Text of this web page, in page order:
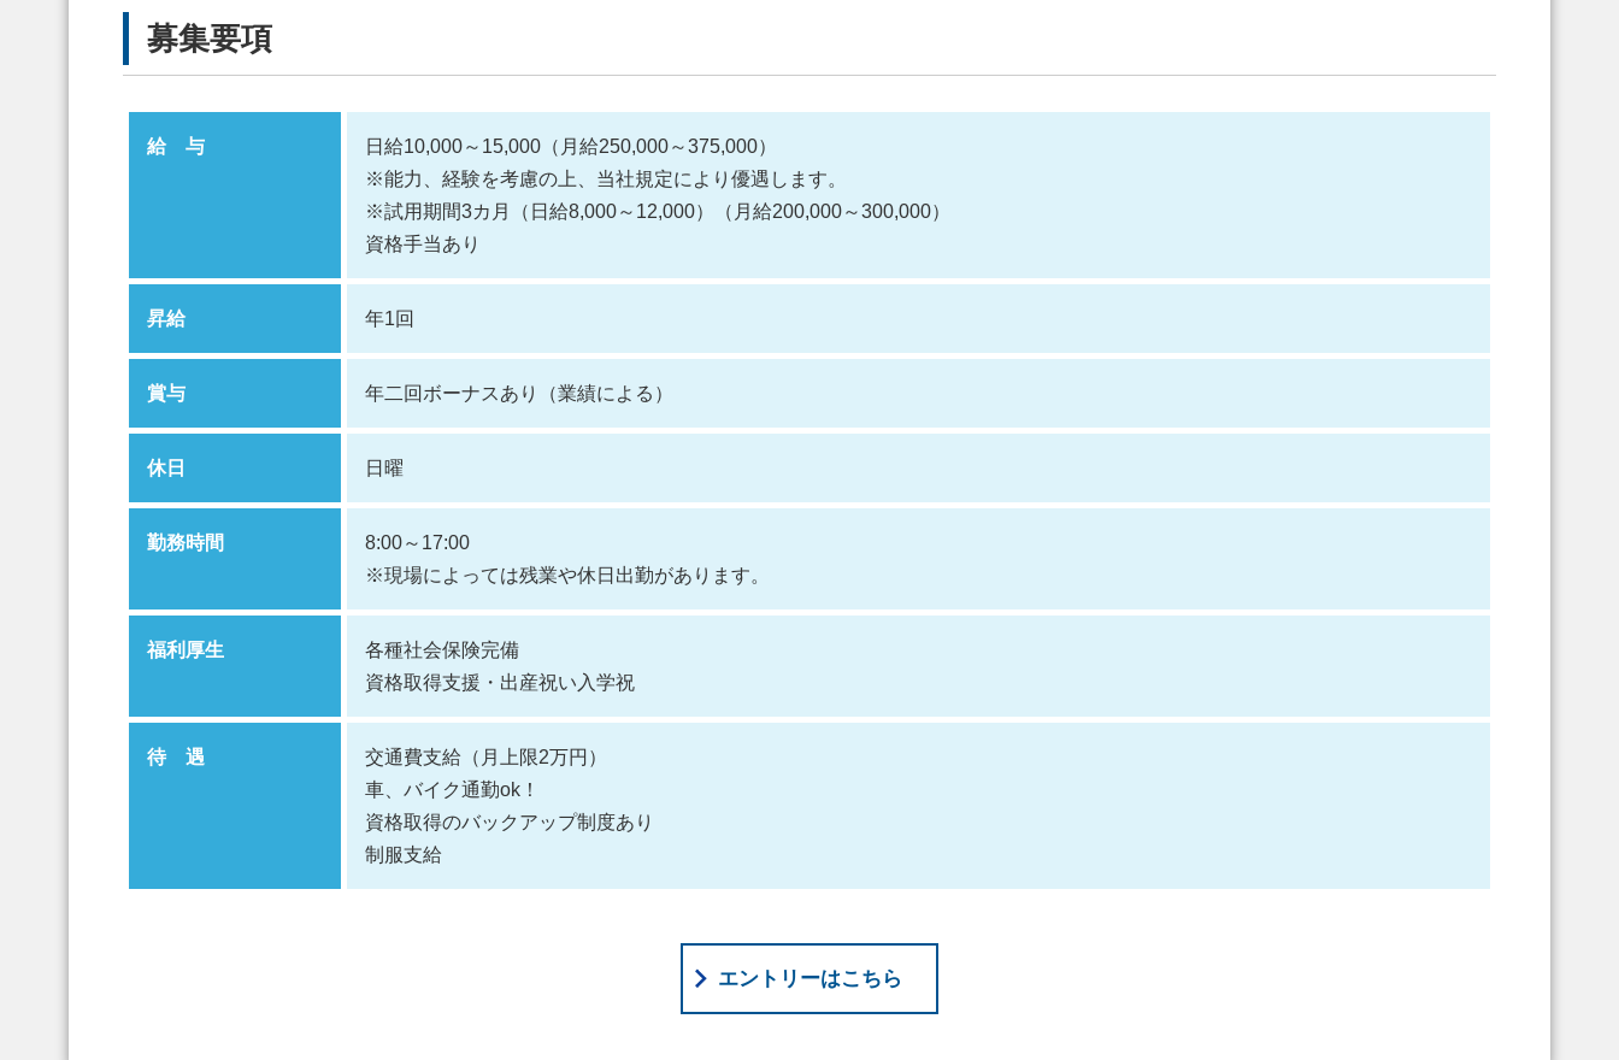
募集要項
給 与
日給10,000～15,000（月給250,000～375,000）
※能力、経験を考慮の上、当社規定により優遇します。
※試用期間3カ月（日給8,000～12,000）（月給200,000～300,000）
資格手当あり
昇給 年1回
賞与 年二回ボーナスあり（業績による）
休日 日曜
勤務時間
8:00～17:00
※現場によっては残業や休日出勤があります。
福利厚生
各種社会保険完備
資格取得支援・出産祝い入学祝
待 遇
交通費支給（月上限2万円）
車、バイク通勤ok！
資格取得のバックアップ制度あり
制服支給
エントリーはこちら